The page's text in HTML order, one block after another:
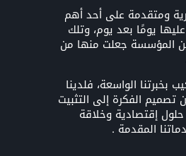
ومتقدمة على أحد أهم
يومًا بعد يوم، وتلك
المؤسسة جعلت منها من
بخبرتنا الواسعة، فلدينا
الفكرة إلى التثبيت
إقتصادية وخلاقة
المقدمة .